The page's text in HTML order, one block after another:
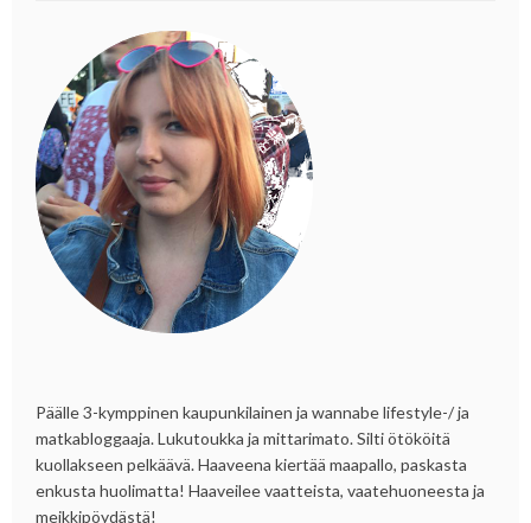
Päälle 3-kymppinen kaupunkilainen ja wannabe lifestyle-/ ja
matkabloggaaja. Lukutoukka ja mittarimato. Silti ötököitä
kuollakseen pelkäävä. Haaveena kiertää maapallo, paskasta
enkusta huolimatta! Haaveilee vaatteista, vaatehuoneesta ja
meikkipöydästä!